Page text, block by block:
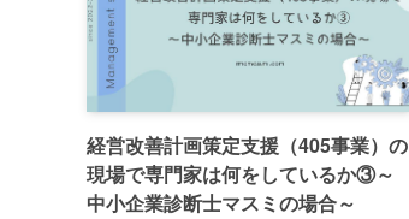
経営改善計画策定支援（405事業）の
現場で専門家は何をしているか③～
中小企業診断士マスミの場合～